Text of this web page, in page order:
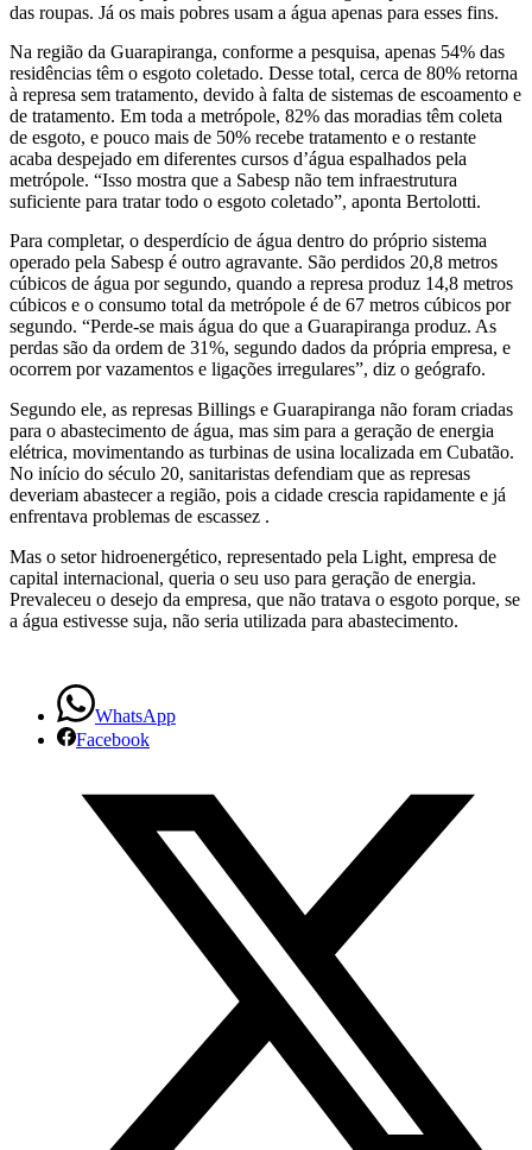
das roupas. Já os mais pobres usam a água apenas para esses fins.
Na região da Guarapiranga, conforme a pesquisa, apenas 54% das
residências têm o esgoto coletado. Desse total, cerca de 80% retorna
à represa sem tratamento, devido à falta de sistemas de escoamento e
de tratamento. Em toda a metrópole, 82% das moradias têm coleta
de esgoto, e pouco mais de 50% recebe tratamento e o restante
acaba despejado em diferentes cursos d’água espalhados pela
metrópole. “Isso mostra que a Sabesp não tem infraestrutura
suficiente para tratar todo o esgoto coletado”, aponta Bertolotti.
Para completar, o desperdício de água dentro do próprio sistema
operado pela Sabesp é outro agravante. São perdidos 20,8 metros
cúbicos de água por segundo, quando a represa produz 14,8 metros
cúbicos e o consumo total da metrópole é de 67 metros cúbicos por
segundo. “Perde-se mais água do que a Guarapiranga produz. As
perdas são da ordem de 31%, segundo dados da própria empresa, e
ocorrem por vazamentos e ligações irregulares”, diz o geógrafo.
Segundo ele, as represas Billings e Guarapiranga não foram criadas
para o abastecimento de água, mas sim para a geração de energia
elétrica, movimentando as turbinas de usina localizada em Cubatão.
No início do século 20, sanitaristas defendiam que as represas
deveriam abastecer a região, pois a cidade crescia rapidamente e já
enfrentava problemas de escassez .
Mas o setor hidroenergético, representado pela Light, empresa de
capital internacional, queria o seu uso para geração de energia.
Prevaleceu o desejo da empresa, que não tratava o esgoto porque, se
a água estivesse suja, não seria utilizada para abastecimento.
WhatsApp
Facebook